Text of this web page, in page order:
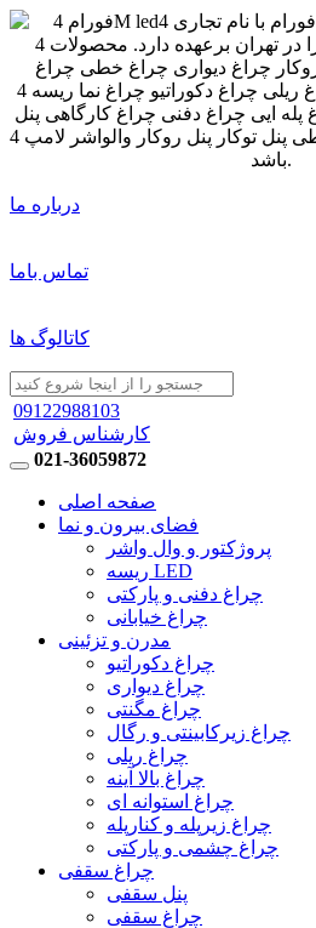
درباره ما
تماس باما
کاتالوگ ها
09122988103
کارشناس فروش
021-36059872
صفحه اصلی
فضای بیرون و نما
پروژکتور و وال واشر
ریسه LED
چراغ دفنی و پارکتی
چراغ خیابانی
مدرن و تزئینی
چراغ دکوراتیو
چراغ دیواری
چراغ مگنتی
چراغ زیرکابینتی و رگال
چراغ ریلی
چراغ بالا آینه
چراغ استوانه ای
چراغ زیرپله و کنارپله
چراغ چشمی و پارکتی
چراغ سقفی
پنل سقفی
چراغ سقفی